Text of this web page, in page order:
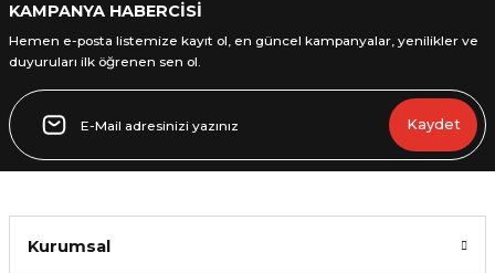
Gönder
KAMPANYA HABERCİSİ
Hemen e-posta listemize kayıt ol, en güncel kampanyalar, yenilikler ve
duyuruları ilk öğrenen sen ol.
Kaydet
Kurumsal